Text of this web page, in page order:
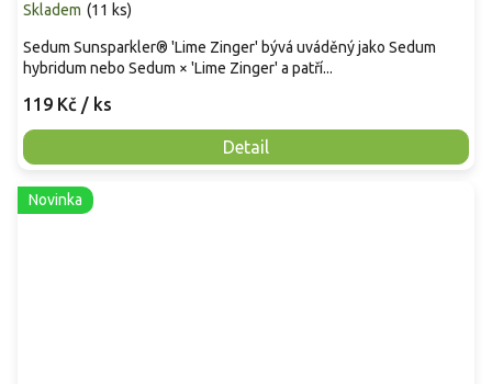
Skladem (11 ks)
119 Kč / ks
Detail
Sedum Sunsparkler® 'Lime Zinger' bývá uváděný jako Sedum
hybridum nebo Sedum × 'Lime Zinger' a patří...
Novinka